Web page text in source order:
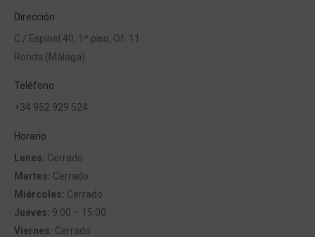
Dirección
C./ Espinel 40, 1º piso, Of. 11
Ronda (Málaga)
Teléfono
+34 952 929 524
Horario
Lunes: Cerrado
Martes: Cerrado
Miércoles: Cerrado
Jueves: 9:00 – 15:00
Viernes: Cerrado